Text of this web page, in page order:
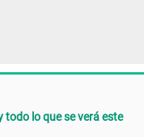
todo lo que se verá este